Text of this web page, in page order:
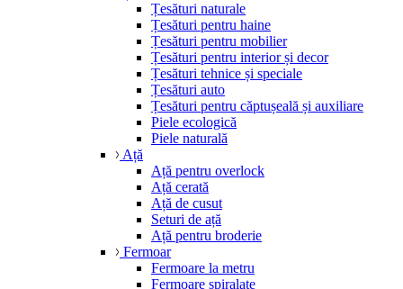
Țesături naturale
Țesături pentru haine
Țesături pentru mobilier
Țesături pentru interior și decor
Țesături tehnice și speciale
Țesături auto
Țesături pentru căptușeală și auxiliare
Piele ecologică
Piele naturală
Ață
Ață pentru overlock
Ață cerată
Ață de cusut
Seturi de ață
Ață pentru broderie
Fermoar
Fermoare la metru
Fermoare spiralate